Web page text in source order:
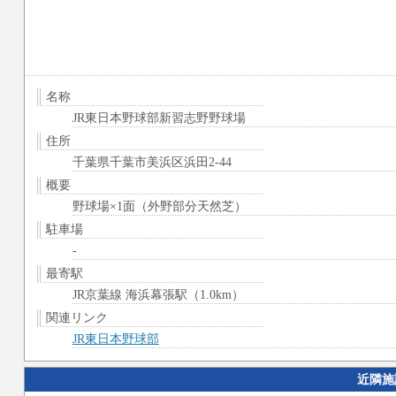
名称
JR東日本野球部新習志野野球場
住所
千葉県千葉市美浜区浜田2-44
概要
野球場×1面（外野部分天然芝）
駐車場
-
最寄駅
JR京葉線 海浜幕張駅（1.0km）
関連リンク
JR東日本野球部
近隣